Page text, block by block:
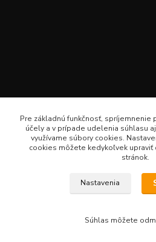
lenkameliskovapd@gmail.com · Hotline:
Pre základnú funkčnosť, spríjemnenie
účely a v prípade udelenia súhlasu
využívame súbory cookies.
cookies môžete kedykoľvek
stránok.
Nastavenia
Súhlas môžete